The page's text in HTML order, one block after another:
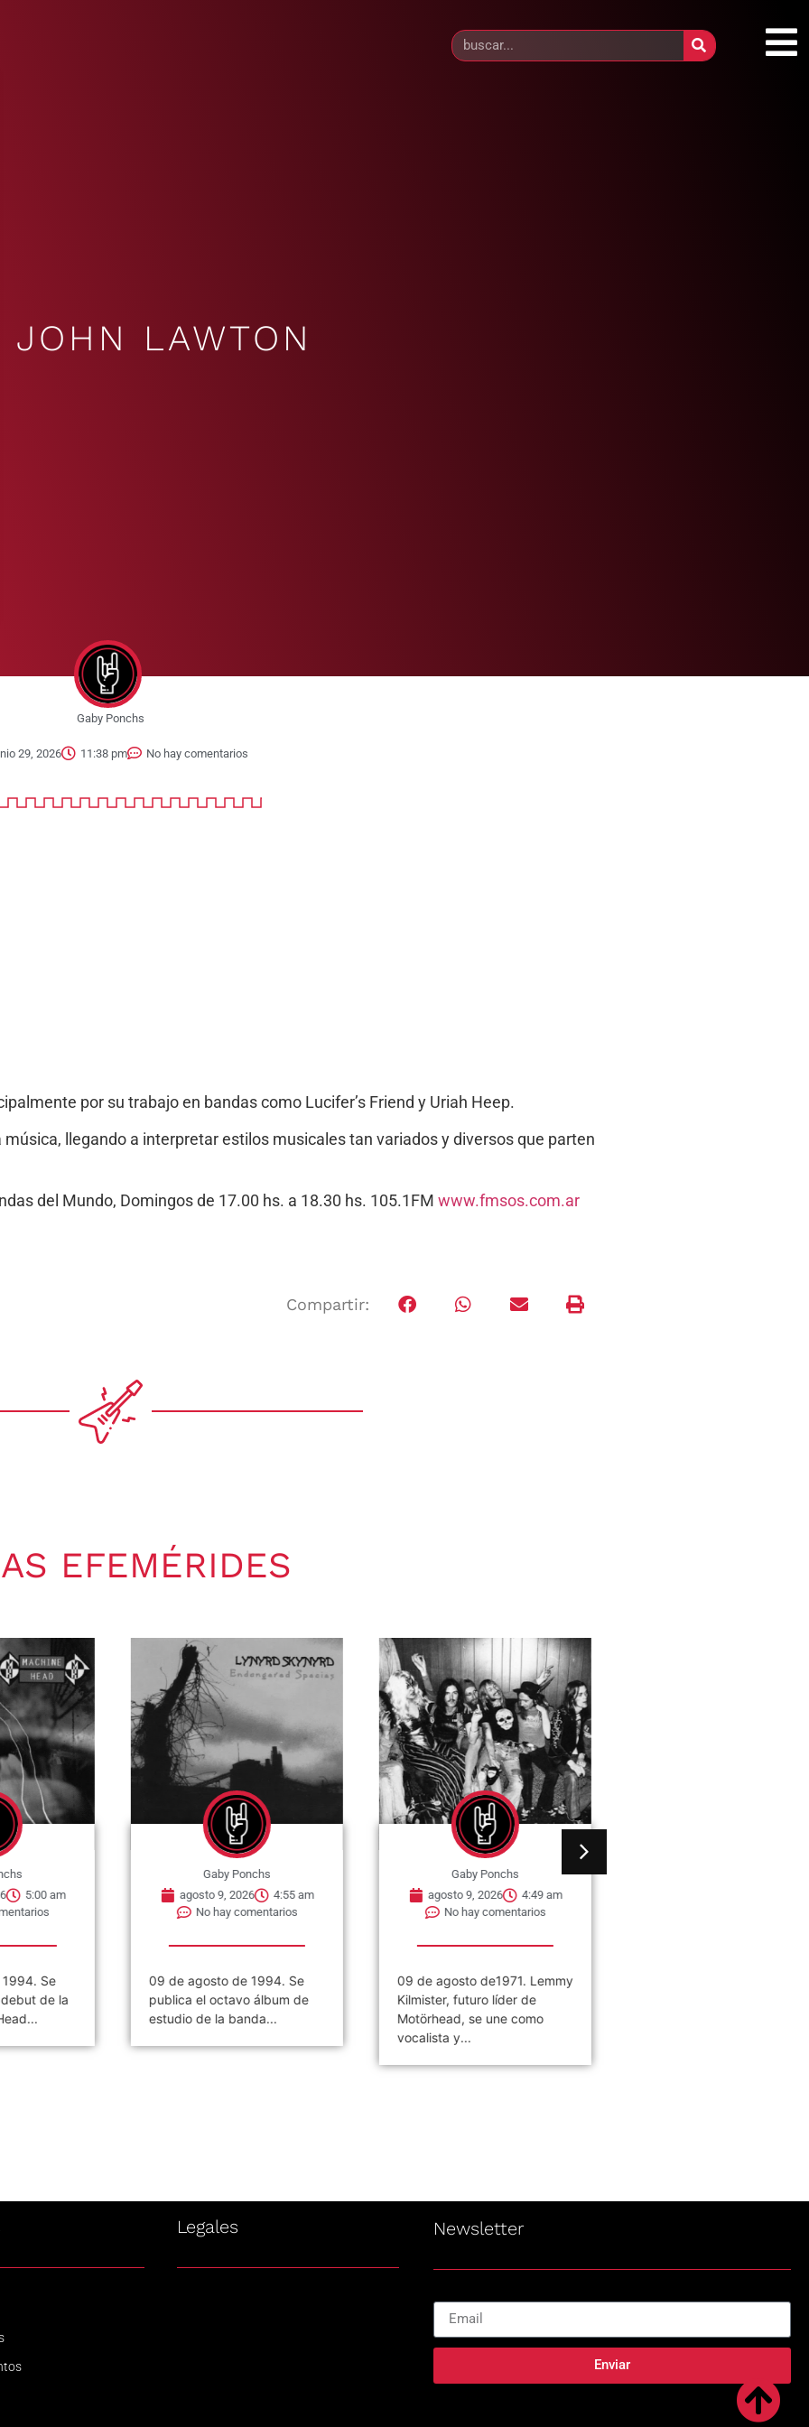
JOHN LAWTON
Gaby Ponchs
29, 2026 11:38 pm No hay comentarios
por su trabajo en bandas como Lucifer’s Friend y Uriah Heep.
llegando a interpretar estilos musicales tan variados y diversos que parten
del Mundo, Domingos de 17.00 hs. a 18.30 hs. 105.1FM www.fmsos.com.ar
Compartir:
EFEMÉRIDES
5:00 am
Se
de la
Gaby Ponchs
agosto 9, 2026
4:55 am
No hay comentarios
09 de agosto de 1994. Se
publica el octavo álbum de
estudio de la banda...
Gaby Ponchs
agosto 9, 2026
4:49 am
No hay comentarios
09 de agosto de1971. Lemmy
Kilmister, futuro líder de
Motörhead, se une como
vocalista y...
Legales Newsletter
Enviar